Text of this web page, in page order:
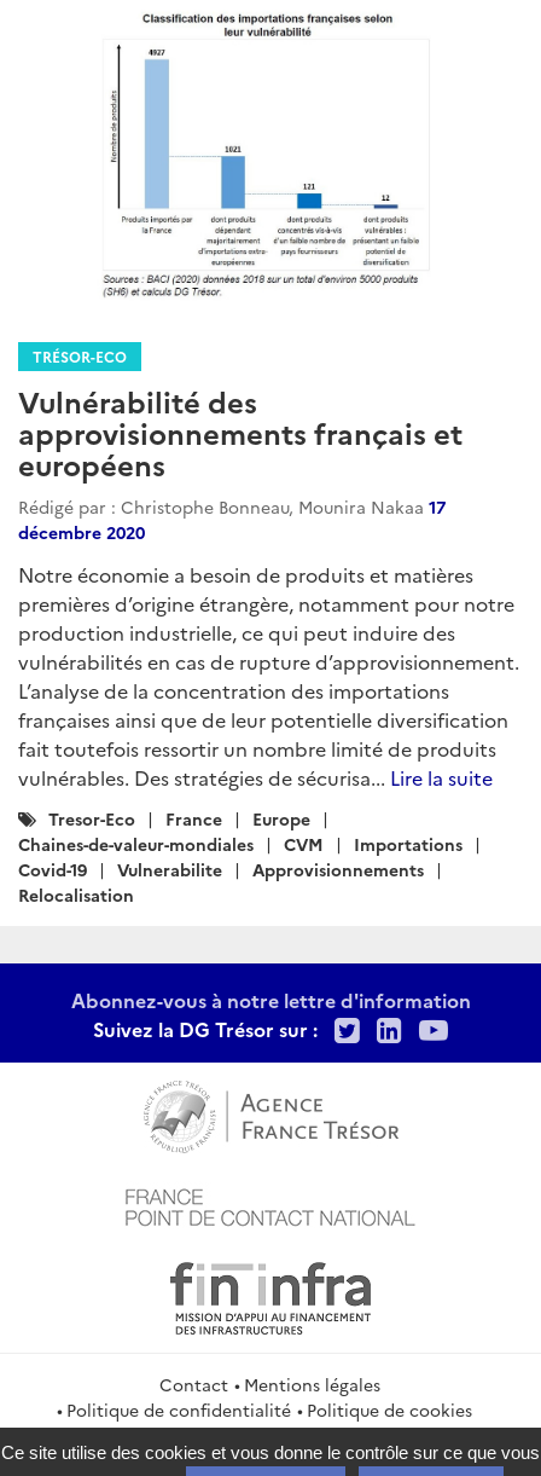
TRÉSOR-ECO
Vulnérabilité des
approvisionnements français et
européens
Rédigé par : Christophe Bonneau, Mounira Nakaa 17
décembre 2020
Notre économie a besoin de produits et matières
premières d’origine étrangère, notamment pour notre
production industrielle, ce qui peut induire des
vulnérabilités en cas de rupture d’approvisionnement.
L’analyse de la concentration des importations
françaises ainsi que de leur potentielle diversification
fait toutefois ressortir un nombre limité de produits
vulnérables. Des stratégies de sécurisa... Lire la suite
Catégories
:
Tresor-Eco France
Europe
Chaines-de-valeur-mondiales
CVM
Importations
Covid-19
Vulnerabilite
Approvisionnements
Relocalisation
Abonnez-vous à notre lettre d'information
Suivez la DG Trésor sur :
TwitterLinkedIn
Contact
Mentions légales
Politique de confidentialité
Politique de cookies
Gestion des cookies
Flux RSS
Ce site utilise des cookies et vous donne le contrôle sur ce que vous